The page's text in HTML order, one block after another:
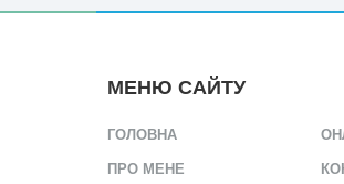
МЕНЮ САЙТУ
ГОЛОВНА
ПРО МЕНЕ